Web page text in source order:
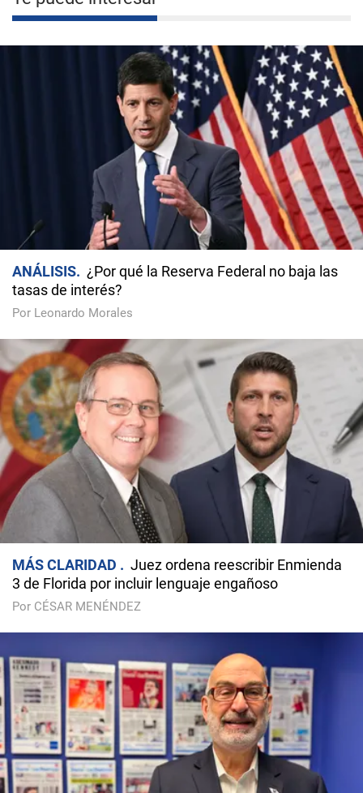
ANÁLISIS
¿Por qué la Reserva Federal no baja las
tasas de interés?
Por Leonardo Morales
MÁS CLARIDAD
Juez ordena reescribir Enmienda
3 de Florida por incluir lenguaje engañoso
Por CÉSAR MENÉNDEZ